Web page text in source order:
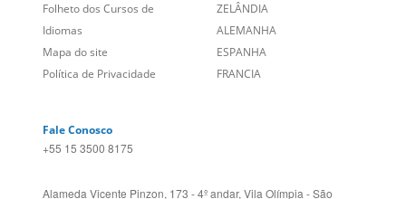
Site Corporativo
Sugestões
Folheto dos Cursos de
Idiomas
REINO UNIDO E IRLANDA
AUSTRÁLIA E NOVA
ZELÂNDIA
ALEMANHA
+55 15 3500 8175